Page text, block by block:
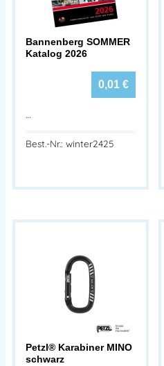
Bannenberg SOMMER
Katalog 2026
0,01 €
…
Best.-Nr.: winter2425
Petzl® Karabiner MINO
schwarz